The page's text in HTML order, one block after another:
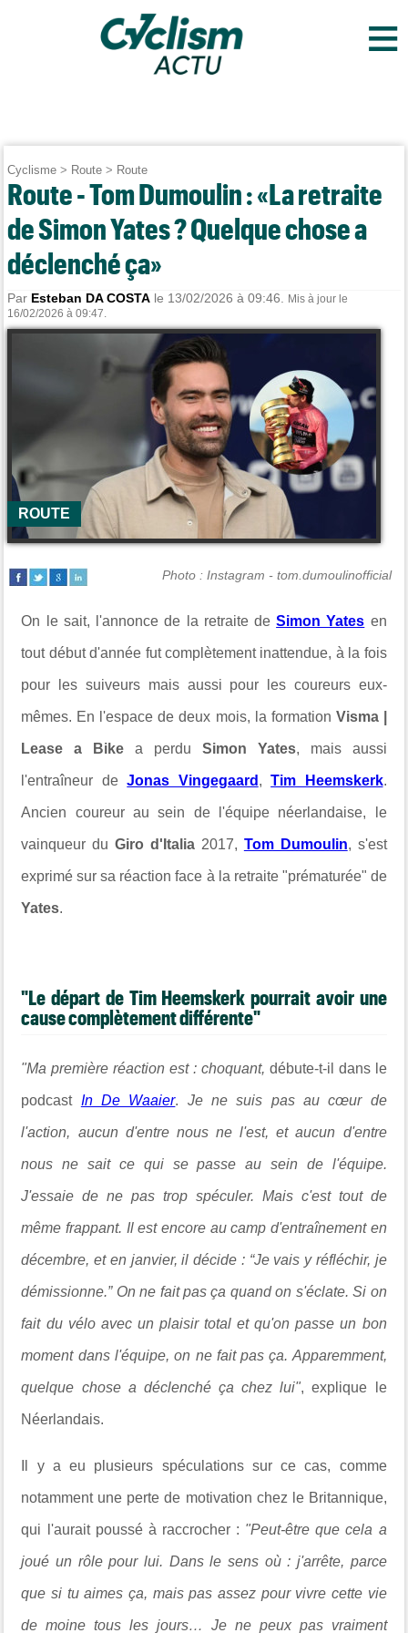
≡
Cyclisme > Route > Route
Route - Tom Dumoulin : «La retraite
de Simon Yates ? Quelque chose a
déclenché ça»
Par Esteban DA COSTA le 13/02/2026 à 09:46.
Mis à jour le
16/02/2026 à 09:47.
ROUTE
Photo : Instagram - tom.dumoulinofficial
On le sait, l'annonce de la retraite deSimon Yates en
tout début d'année fut complètement inattendue, à la fois
pour les suiveurs mais aussi pour les coureurs eux-
mêmes. En l'espace de deux mois, la formation Visma |
Lease a Bike a perdu Simon Yates, mais aussi
l'entraîneur deJonas Vingegaard ,Tim Heemskerk.
Ancien coureur au sein de l'équipe néerlandaise, le
vainqueur duGiro d'Italia 2017, Tom Dumoulin, s'est
exprimé sur sa réaction face à la retraite "prématurée" de
Yates.
"Le départ de Tim Heemskerk pourrait avoir une
cause complètement différente"
"Ma première réaction est : choquant, débute-t-il dans le
podcast In De Waaier. Je ne suis pas au cœur de
l'action, aucun d'entre nous ne l'est, et aucun d'entre
nous ne sait ce qui se passe au sein de l'équipe.
J'essaie de ne pas trop spéculer. Mais c'est tout de
même frappant. Il est encore au camp d'entraînement en
décembre, et en janvier, il décide : “Je vais y réfléchir, je
démissionne.” On ne fait pas ça quand on s'éclate. Si on
fait du vélo avec un plaisir total et qu'on passe un bon
moment dans l'équipe, on ne fait pas ça. Apparemment,
quelque chose a déclenché ça chez lui", explique le
Néerlandais.
Il y a eu plusieurs spéculations sur ce cas, comme
notamment une perte de motivation chez le Britannique,
qui l'aurait poussé à raccrocher : "Peut-être que cela a
joué un rôle pour lui. Dans le sens où : j'arrête, parce
que si tu aimes ça, mais pas assez pour vivre cette vie
de moine tous les jours… Je ne peux pas vraiment